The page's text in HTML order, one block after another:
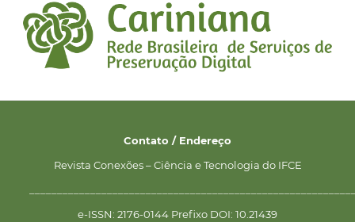
Contato / Endereço
Revista Conexões – Ciência e Tecnologia do IFCE
e-ISSN: 2176-0144 Prefixo DOI: 10.21439